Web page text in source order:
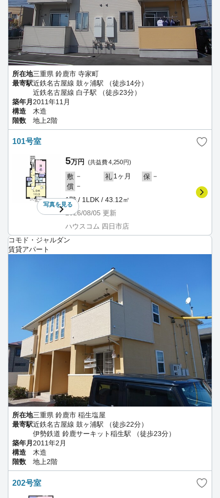
所在地三重県 鈴鹿市 寺家町
最寄駅近鉄名古屋線 鼓ヶ浦駅 （徒歩14分）
近鉄名古屋線 白子駅 （徒歩23分）
築年月 2011年11月
構造
木造
階数
地上2階
101号室
写真を見る
5万円 (共益費 4,250円)
敷 － 礼 1ヶ月 保 －
償 －
1階 / 1LDK / 43.12㎡
2026/08/05 更新
ハウスコム 四日市店
コモド・ジャルダン
賃貸アパート
所在地三重県 鈴鹿市 稲生塩屋
最寄駅近鉄名古屋線 鼓ヶ浦駅 （徒歩22分）
伊勢鉄道 鈴鹿サーキット稲生駅 （徒歩23分）
築年月 2011年2月
構造
木造
階数
地上2階
202号室